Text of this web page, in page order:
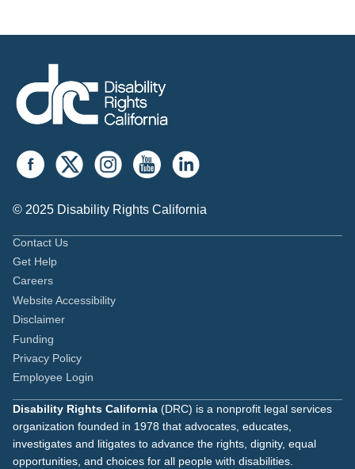
© 2025 Disability Rights California
Contact Us
Get Help
Careers
Website Accessibility
Disclaimer
Funding
Privacy Policy
Employee Login
Disability Rights California (DRC) is a nonprofit legal services
organization founded in 1978 that advocates, educates,
investigates and litigates to advance the rights, dignity, equal
opportunities, and choices for all people with disabilities.